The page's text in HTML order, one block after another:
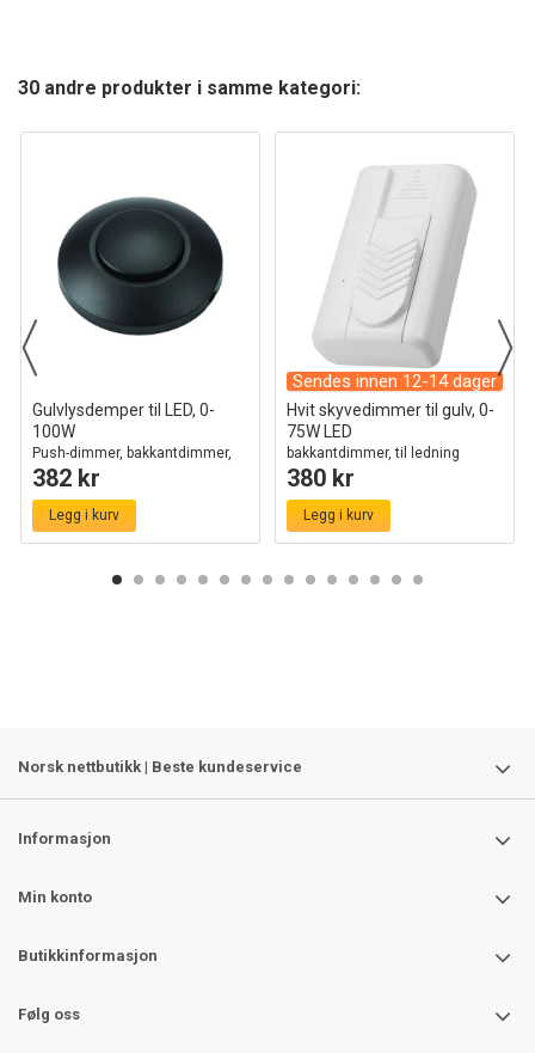
30 andre produkter i samme kategori:
Gulvlysdemper til LED, 0-
100W
Push-dimmer, bakkantdimmer,
sort
382 kr
Legg i kurv
Sendes innen 12-14 dager
Hvit skyvedimmer til gulv, 0-
75W LED
bakkantdimmer, til ledning
380 kr
Legg i kurv
Norsk nettbutikk | Beste kundeservice
Informasjon
Min konto
Butikkinformasjon
Følg oss